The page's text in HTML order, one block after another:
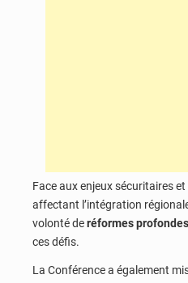
Face aux enjeux sécuritaires
affectant l’intégration
volonté deréformes profondes
ces défis.
La Conférence a également